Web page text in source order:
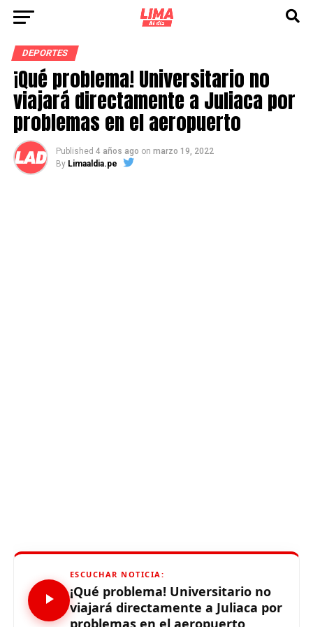
DEPORTES
¡Qué problema! Universitario no
viajará directamente a Juliaca por
problemas en el aeropuerto
Published 4 años ago on marzo 19, 2022
By Limaaldia.pe
ESCUCHAR NOTICIA:
¡Qué problema! Universitario no
viajará directamente a Juliaca por
problemas en el aeropuerto